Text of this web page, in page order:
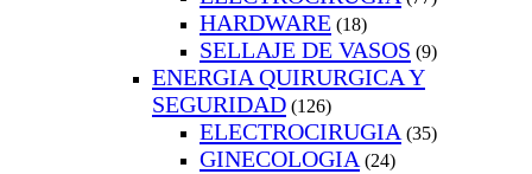
HARDWARE (18)
SELLAJE DE VASOS (9)
ENERGIA QUIRURGICA Y
SEGURIDAD (126)
ELECTROCIRUGIA (35)
GINECOLOGIA (24)